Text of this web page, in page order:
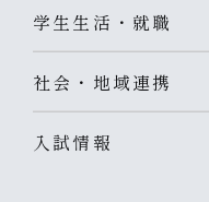
学生生活・就職
社会・地域連携
入試情報